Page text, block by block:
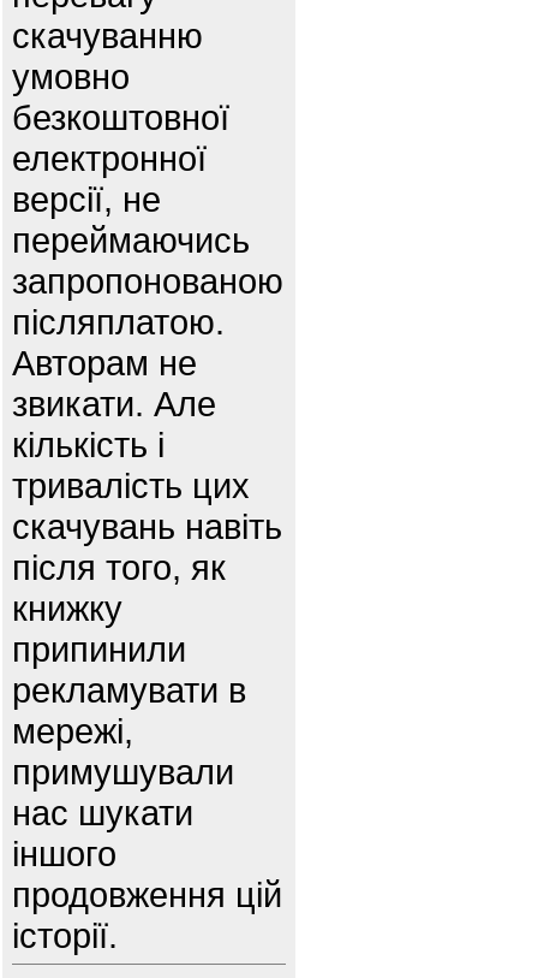
скачуванню
умовно
безкоштовної
електронної
версії, не
переймаючись
запропонованою
післяплатою.
Авторам не
звикати. Але
кількість і
тривалість цих
скачувань навіть
після того, як
книжку
припинили
рекламувати в
мережі,
примушували
нас шукати
іншого
продовження цій
історії.